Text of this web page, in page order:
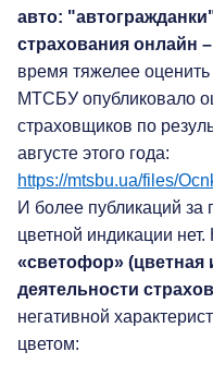
авто:
страхования онлайн
время тяжелее
МТСБУ опубликовало
страховщиков по
августе этого года:
https://mtsbu.ua/files/
И более публикаций за
цветной индикации
«светофор» (цветная
деятельности
негативной
цветом: